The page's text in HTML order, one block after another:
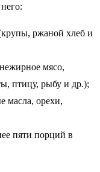
ржаной хлеб и
мясо,
птицу, рыбу и др.);
масла, орехи,
пяти порций в